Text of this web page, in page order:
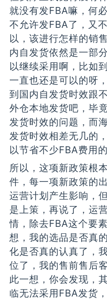
就没有发FBA嘛，何
不允许发FBA了，又
以，该进行怎样的销
内自发货依然是一部
以继续采用啊，比如
一直也还是可以的呀
到国内自发货时效跟
外仓本地发货吧，毕
发货时效的问题，而
发货时效相差无几的
以节省不少FBA费用的
所以，这项新政策根
件，每一项新政策的
运营计划产生影响，
是上策，再说了，运
情，除去FBA这个要
想，我的选品是否真
化是否真的认真了，
位了，我的售前售后
此一想，你会发现，
临无法采用FBA发货